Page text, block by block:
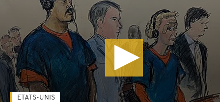
ETATS-UNIS